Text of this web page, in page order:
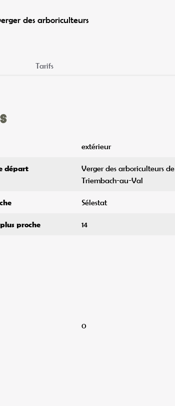
des arboriculteurs
Tarifs
extérieur
départ
Verger des arboriculteurs de
Triembach-au-Val
Sélestat
proche 14
0